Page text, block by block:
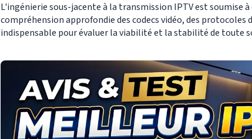
L'ingénierie sous-jacente à la transmission IPTV est soumise
compréhension approfondie des codecs vidéo, des
indispensable pour évaluer la viabilité et la stabilité de toute